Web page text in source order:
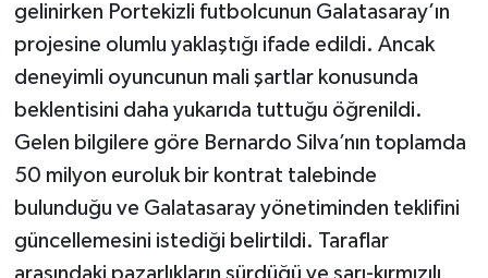
gelinirken Portekizli futbolcunun Galatasaray’ın
projesine olumlu yaklaştığı ifade edildi. Ancak
deneyimli oyuncunun mali şartlar konusunda
beklentisini daha yukarıda tuttuğu öğrenildi.
Gelen bilgilere göre Bernardo Silva’nın toplamda
50 milyon euroluk bir kontrat talebinde
bulunduğu ve Galatasaray yönetiminden teklifini
güncellemesini istediği belirtildi. Taraflar